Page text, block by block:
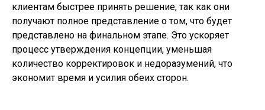
клиентам быстрее принять решение, так как они
получают полное представление о том, что будет
представлено на финальном этапе. Это ускоряет
процесс утверждения концепции, уменьшая
количество корректировок и недоразумений, что
экономит время и усилия обеих сторон.